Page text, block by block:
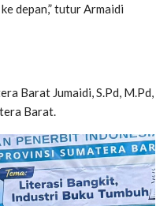
depan,” tutur Armaidi
Barat Jumaidi, S.Pd, M.Pd,
Barat.